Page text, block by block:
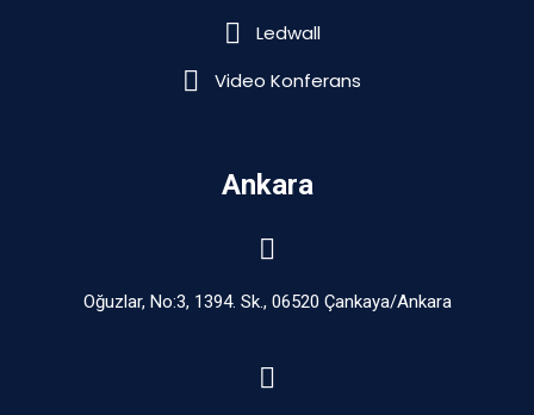
Ledwall
Video Konferans
Ankara
Oğuzlar, No:3, 1394. Sk., 06520 Çankaya/Ankara